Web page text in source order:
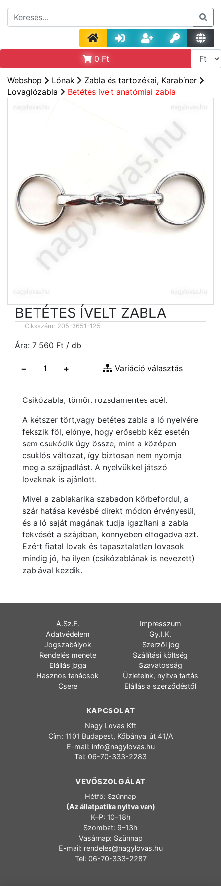
0 Ft
Webshop Lónak
Zabla és tartozékai, Karabíner
Lovaglózabla
Betétes ívelt anatómiai zabla
BETÉTES ÍVELT ZABLA
Cikkszám: 205-3651-125
Ára: 7 560 Ft / db
− + Variáció választás
Csikózabla, tömör. rozsdamentes acél.
A kétszer tört,vagy betétes zabla a ló nyelvére
fekszik föl, előnye, hogy erősebb kéz esetén
sem csukódik úgy össze, mint a középen
csuklós változat, így biztosan nem nyomja
meg a szájpadlást. A nyelvükkel játszó
lovaknak is ajánlott.
Mivel a zablakarika szabadon körbefordul, a
szár hatása kevésbé direkt módon érvényesül,
és a ló saját magának tudja igazítani a zabla
fekvését a szájában, könnyeben elfogadva azt.
Ezért fiatal lovak és tapasztalatlan lovasok
mindig jó, ha ilyen (csikózablának is nevezett)
zablával kezdik.
Á.Sz.F.
Impresszum
Adatvédelem
Gy.I.K.
Jogszabályok
Szerzői jog
Rendelés menete
Szállítási költség
Elállás joga
Szavatosság
Hasznos tanácsok
Üzleteink, nyitva tartás
Csere
Elállás a szerződéstől
KAPCSOLAT
Nagy Lovas Kft
Cím: 1101 Budapest, Kőbányai út 41/A
E-mail: info@nagylovas.hu
Tel: 06-70-333-2283
VEVŐSZOLGÁLAT
Hétfő: Szünnap
(Az állatpatika nyitva van)
K–P: 10–18h
Szombat: 9–13h
Vasárnap: Szünnap
E-mail: rendeles@nagylovas.hu
Tel: 06-70-333-2287